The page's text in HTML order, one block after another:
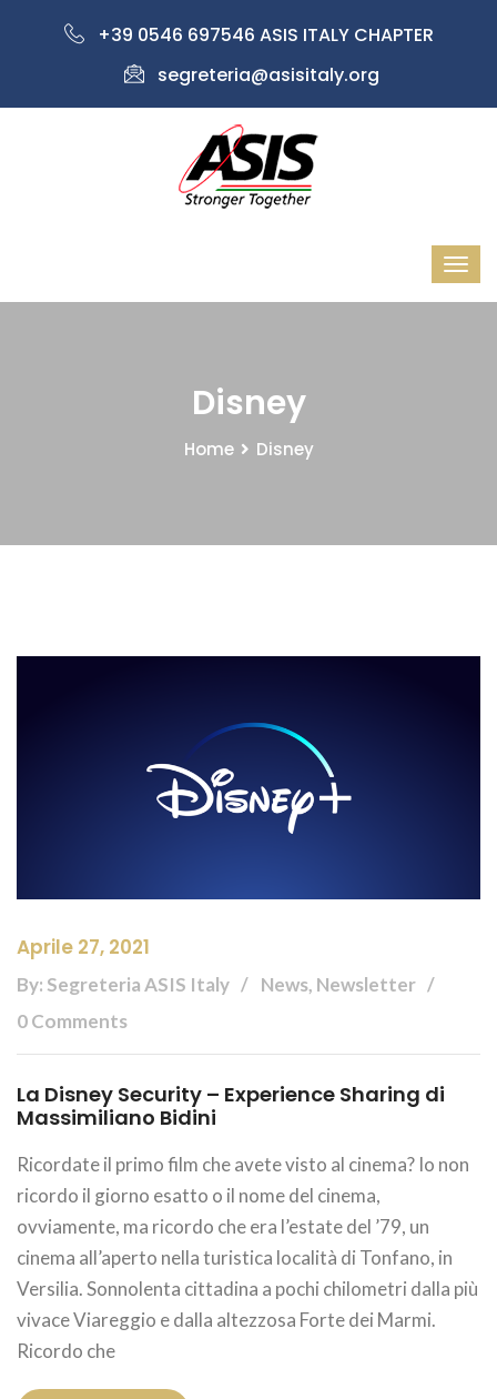
+39 0546 697546 ASIS ITALY CHAPTER
segreteria@asisitaly.org
Disney
Home Disney
Aprile 27, 2021
By: Segreteria ASIS Italy
News, Newsletter
0 Comments
La Disney Security – Experience Sharing di
Massimiliano Bidini
Ricordate il primo film che avete visto al cinema? Io non
ricordo il giorno esatto o il nome del cinema,
ovviamente, ma ricordo che era l’estate del ’79, un
cinema all’aperto nella turistica località di Tonfano, in
Versilia. Sonnolenta cittadina a pochi chilometri dalla più
vivace Viareggio e dalla altezzosa Forte dei Marmi.
Ricordo che